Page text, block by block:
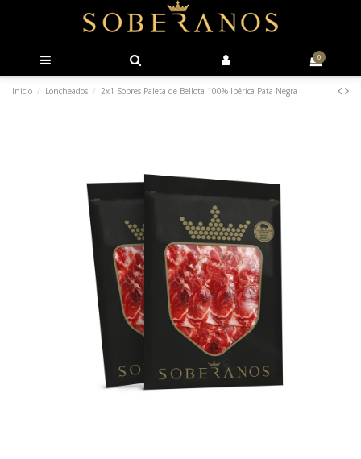
0
Inicio Loncheados 2x1 Sobres Paleta de Bellota 100% Ibérica Pata Negra